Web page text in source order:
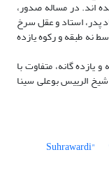
اند. در مساله صدور،
پدر، استاد و عقل سرخ
نه طبقه و رکوه یازده
گانه، متفاوت با
الرییس بوعلی سینا